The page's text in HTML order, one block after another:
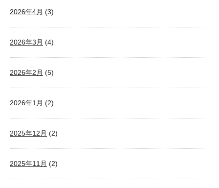
2026年4月 (3)
2026年3月 (4)
2026年2月 (5)
2026年1月 (2)
2025年12月 (2)
2025年11月 (2)